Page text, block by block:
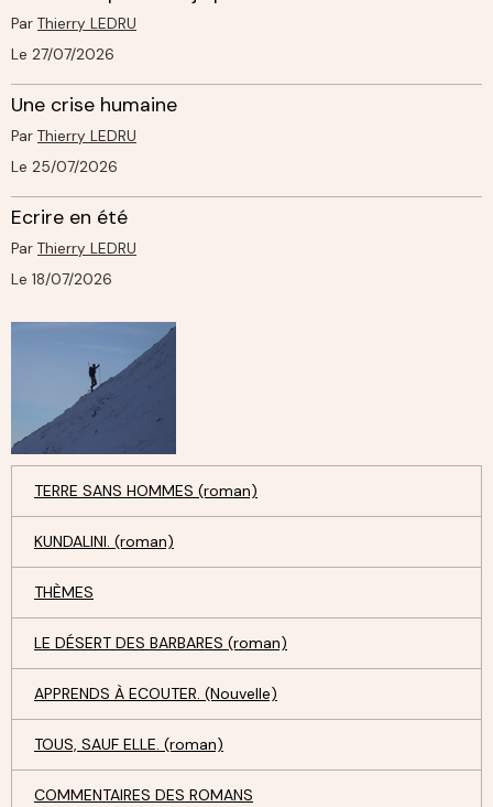
Par Thierry LEDRU
Le 27/07/2026
Une crise humaine
Par Thierry LEDRU
Le 25/07/2026
Ecrire en été
Par Thierry LEDRU
Le 18/07/2026
TERRE SANS HOMMES (roman)
KUNDALINI. (roman)
THÈMES
LE DÉSERT DES BARBARES (roman)
APPRENDS À ECOUTER. (Nouvelle)
TOUS, SAUF ELLE. (roman)
COMMENTAIRES DES ROMANS